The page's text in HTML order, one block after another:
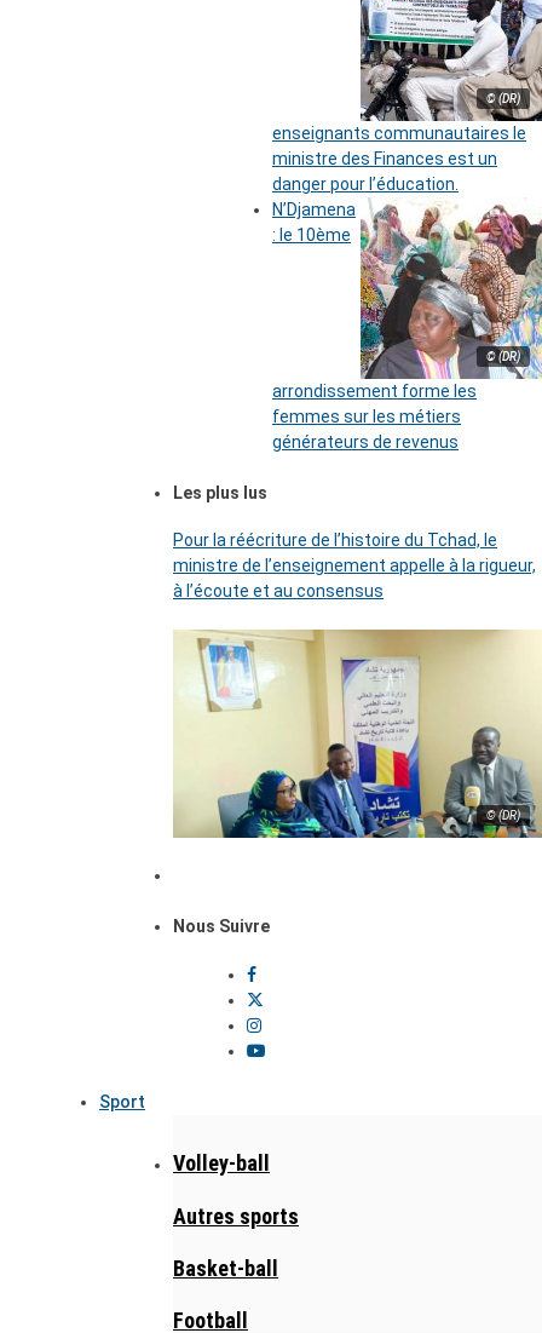
© (DR)
enseignants communautaires le
ministre des Finances est un
danger pour l’éducation.
© (DR)
N’Djamena
: le 10ème
arrondissement forme les
femmes sur les métiers
générateurs de revenus
Les plus lus
Pour la réécriture de l’histoire du Tchad, le
ministre de l’enseignement appelle à la rigueur,
à l’écoute et au consensus
© (DR)
Nous Suivre
Sport
Volley-ball
Autres sports
Basket-ball
Football